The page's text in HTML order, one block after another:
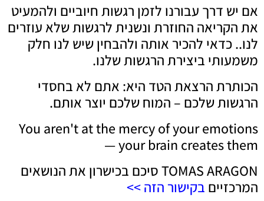
אם יש דרך עבורנו לזמן רגשות חיוביים ולהמעיט
את הקריאה החוזרת ונשנית לרגשות שלא עוזרים
לנו.. כדאי להכיר אותה ולהבחין שיש לנו חלק
משמעותי ביצירת הרגשות שלנו.
הכותרת הרצאת הטד היא: אתם לא בחסדי
הרגשות שלכם – המוח שלכם יוצר אותם.
You aren't at the mercy of your emotions
— your brain creates them
TOMAS ARAGON סיכם בכישרון את הנושאים
המרכזיים בקישור הזה >>